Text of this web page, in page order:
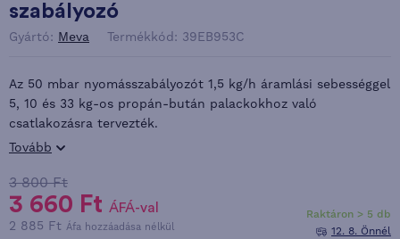
szabályozó
Gyártó: Meva Termékkód: 39EB953C
Az 50 mbar nyomásszabályozót 1,5 kg/h áramlási sebességgel
5, 10 és 33 kg-os propán-bután palackokhoz való
csatlakozásra tervezték.
Tovább
3 800 Ft
3 660 Ft ÁFÁ-val
2 885 Ft Áfa hozzáadása nélkül
Raktáron > 5 db
12. 8. Önnél